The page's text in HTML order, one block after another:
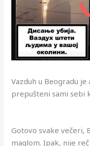
Vazduh u Beogradu
prepušteni sami sebi
Gotovo svake večeri,
maglom. Ipak, nije